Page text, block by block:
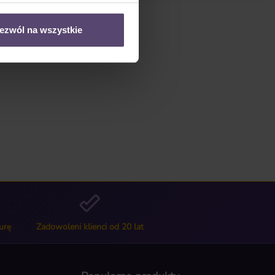
na wszystkie
Zadowoleni klienci od 20 lat